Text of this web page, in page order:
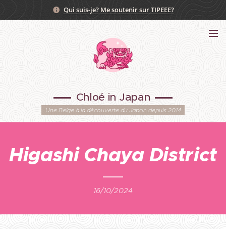
Qui suis-je? Me soutenir sur TIPEEE?
Chloé in Japan
Une Belge à la découverte du Japon depuis 2014
Higashi Chaya District
16/10/2024